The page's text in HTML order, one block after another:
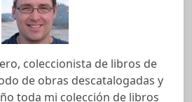
coleccionista de libros de
de obras descatalogadas y
toda mi colección de libros